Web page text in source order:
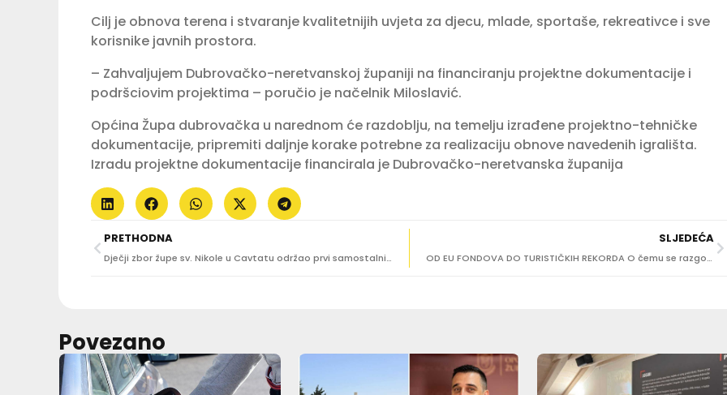
Cilj je obnova terena i stvaranje kvalitetnijih uvjeta za djecu, mlade, sportaše, rekreativce i sve
korisnike javnih prostora.
– Zahvaljujem Dubrovačko-neretvanskoj županiji na financiranju projektne dokumentacije i
podršciovim projektima – poručio je načelnik Miloslavić.
Općina Župa dubrovačka u narednom će razdoblju, na temelju izrađene projektno-tehničke
dokumentacije, pripremiti daljnje korake potrebne za realizaciju obnove navedenih igrališta.
Izradu projektne dokumentacije financirala je Dubrovačko-neretvanska županija
PRETHODNA
Dječji zbor župe sv. Nikole u Cavtatu održao prvi samostalni koncert
SLJEDEĆA
OD EU FONDOVA DO TURISTIČKIH REKORDA O čemu se razgovaralo na kolegiju u Smokvici?
Povezano